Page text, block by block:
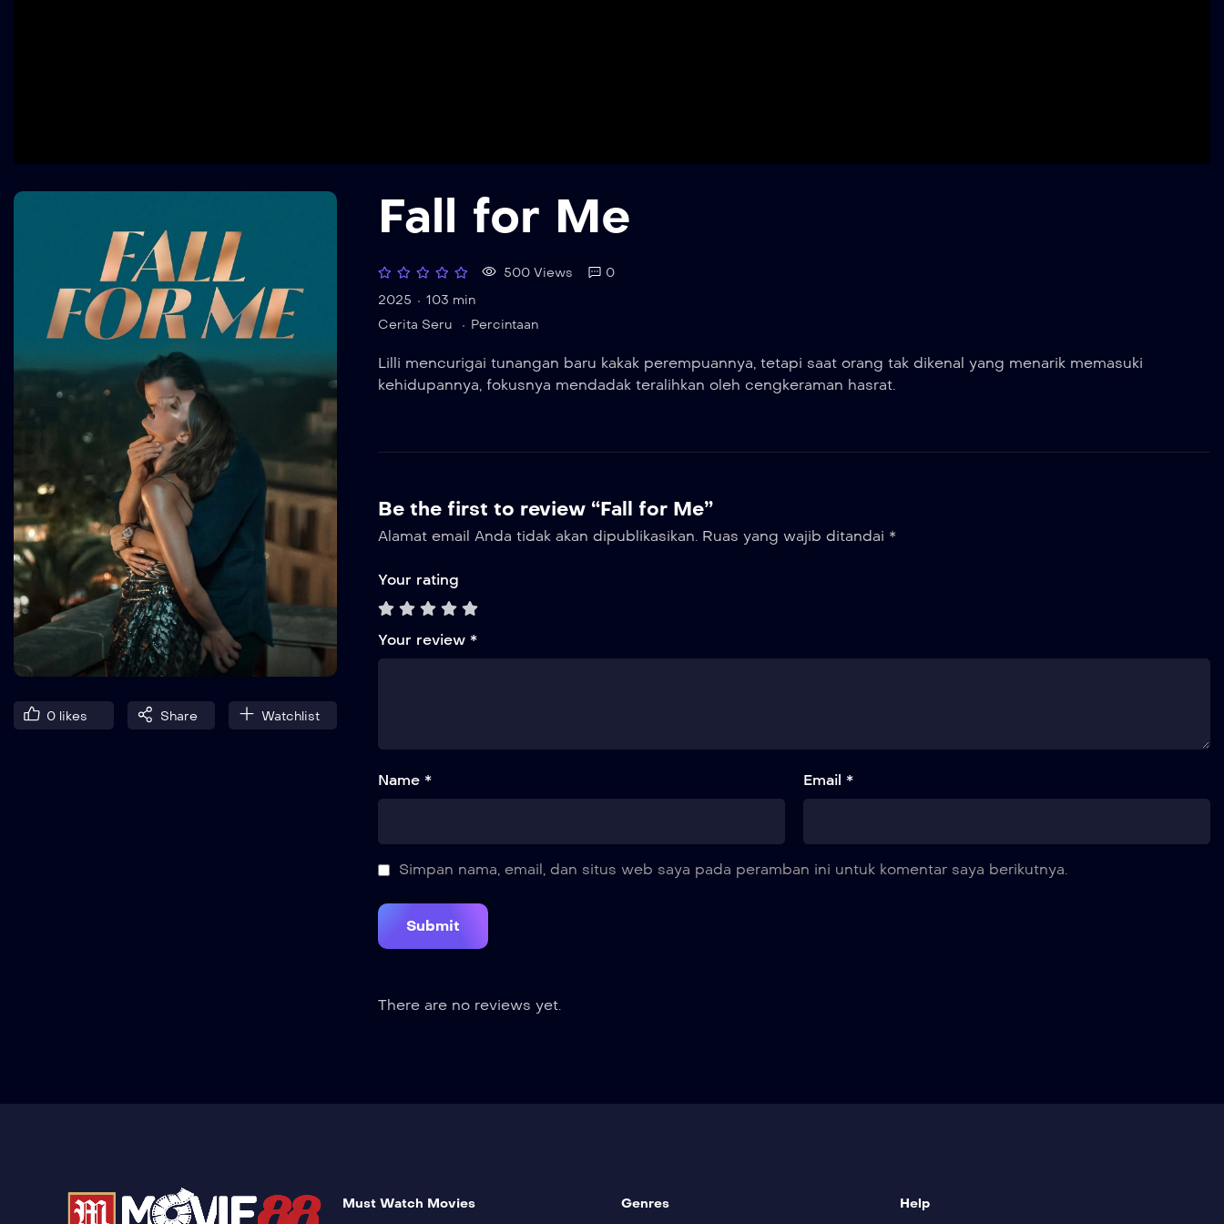
0 likes Share Watchlist
Fall for Me
500 Views
0
2025
103 min
Cerita Seru
Percintaan
Lilli mencurigai tunangan baru kakak perempuannya, tetapi saat orang tak dikenal yang menarik memasuki
kehidupannya, fokusnya mendadak teralihkan oleh cengkeraman hasrat.
Be the first to review “Fall for Me”
Alamat email Anda tidak akan dipublikasikan. Ruas yang wajib ditandai *
Your rating
Your review *
Name * Email *
Simpan nama, email, dan situs web saya pada peramban ini untuk komentar saya berikutnya.
There are no reviews yet.
Must Watch Movies Genres Help